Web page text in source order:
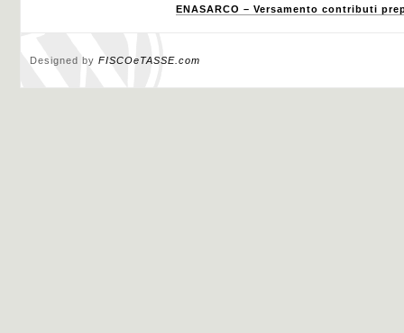
ENASARCO – Versamento contributi
Designed by FISCOeTASSE.com